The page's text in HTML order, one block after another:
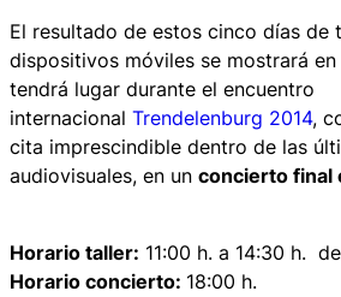
El resultado de estos cinco días de
dispositivos móviles se mostrará
tendrá lugar durante el encuentro
internacional Trendelenburg 2014,
cita imprescindible dentro de las
audiovisuales, en un concierto final
Horario taller: 11:00 h. a 14:30 h.
Horario concierto: 18:00 h.